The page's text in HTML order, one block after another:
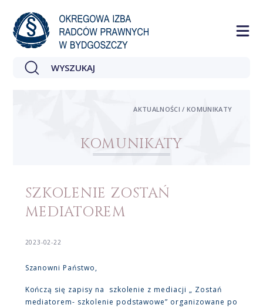
KOMUNIKATY
AKTUALNOŚCI / KOMUNIKATY
SZKOLENIE ZOSTAŃ
MEDIATOREM
2023-02-22
Szanowni Państwo,
Kończą się zapisy na szkolenie z mediacji „ Zostań
mediatorem- szkolenie podstawowe” organizowane po